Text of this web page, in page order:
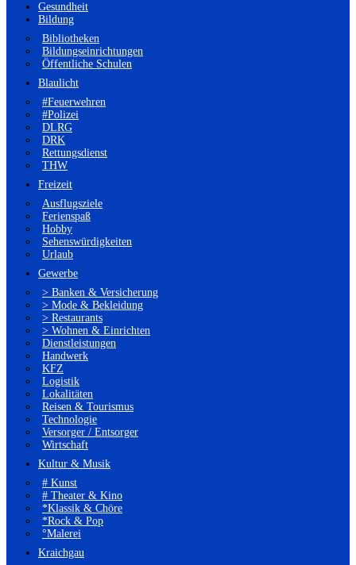
Gesundheit
Bildung
Bibliotheken
Bildungseinrichtungen
Öffentliche Schulen
Blaulicht
#Feuerwehren
#Polizei
DLRG
DRK
Rettungsdienst
THW
Freizeit
Ausflugsziele
Ferienspaß
Hobby
Sehenswürdigkeiten
Urlaub
Gewerbe
> Banken & Versicherung
> Mode & Bekleidung
> Restaurants
> Wohnen & Einrichten
Dienstleistungen
Handwerk
KFZ
Logistik
Lokalitäten
Reisen & Tourismus
Technologie
Versorger / Entsorger
Wirtschaft
Kultur & Musik
# Kunst
# Theater & Kino
*Klassik & Chöre
*Rock & Pop
°Malerei
Kraichgau